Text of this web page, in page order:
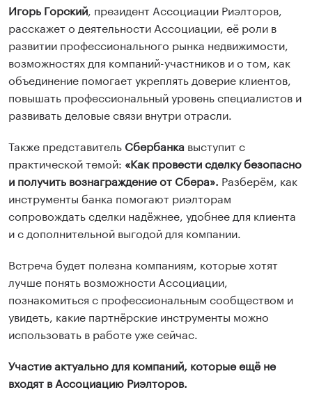
Игорь Горский, президент Ассоциации Риэлторов,
расскажет о деятельности Ассоциации, её роли в
развитии профессионального рынка недвижимости,
возможностях для компаний-участников и о том, как
объединение помогает укреплять доверие клиентов,
повышать профессиональный уровень специалистов и
развивать деловые связи внутри отрасли.
Также представитель Сбербанка выступит с
практической темой: «Как провести сделку безопасно
и получить вознаграждение от Сбера». Разберём, как
инструменты банка помогают риэлторам
сопровождать сделки надёжнее, удобнее для клиента
и с дополнительной выгодой для компании.
Встреча будет полезна компаниям, которые хотят
лучше понять возможности Ассоциации,
познакомиться с профессиональным сообществом и
увидеть, какие партнёрские инструменты можно
использовать в работе уже сейчас.
Участие актуально для компаний, которые ещё не
входят в Ассоциацию Риэлторов.